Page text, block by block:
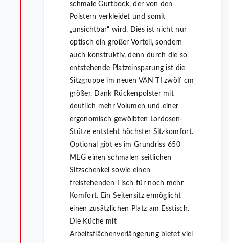
schmale Gurtbock, der von den
Polstern verkleidet und somit
„unsichtbar“ wird. Dies ist nicht nur
optisch ein großer Vorteil, sondern
auch konstruktiv, denn durch die so
entstehende Platzeinsparung ist die
Sitzgruppe im neuen VAN TI zwölf cm
größer. Dank Rückenpolster mit
deutlich mehr Volumen und einer
ergonomisch gewölbten Lordosen-
Stütze entsteht höchster Sitzkomfort.
Optional gibt es im Grundriss 650
MEG einen schmalen seitlichen
Sitzschenkel sowie einen
freistehenden Tisch für noch mehr
Komfort. Ein Seitensitz ermöglicht
einen zusätzlichen Platz am Esstisch.
Die Küche mit
Arbeitsflächenverlängerung bietet viel